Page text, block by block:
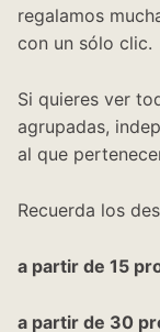
regalamos
con un sólo clic.
Si quieres ver
agrupadas,
al que
Recuerda los
a partir de 15
a partir de 30